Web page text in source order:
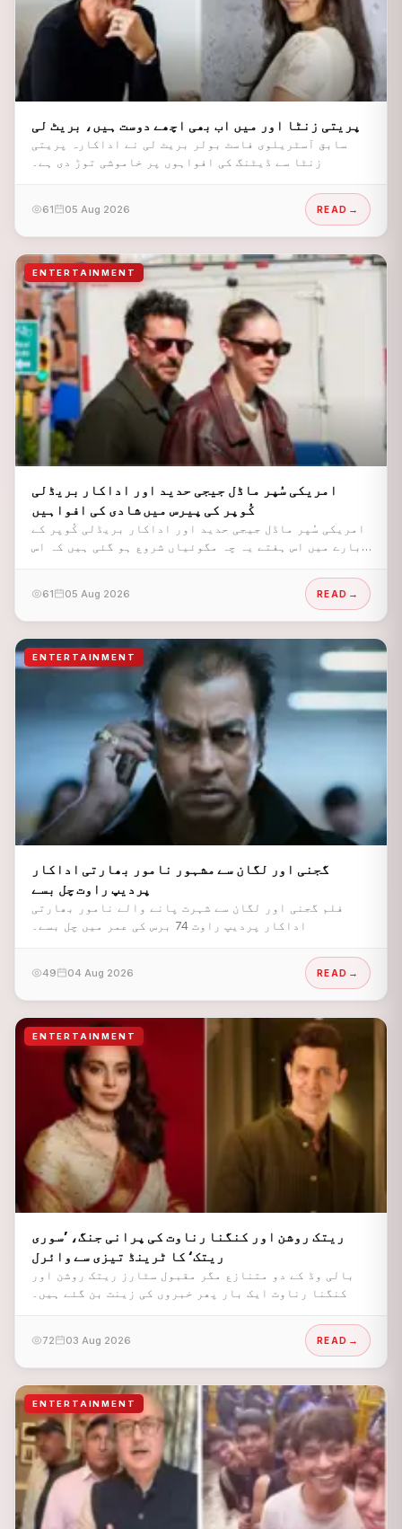
پریتی زنٹا اور میں اب بھی اچھے دوست ہیں، بریٹ لی
سابق آسٹریلوی فاسٹ بولر بریٹ لی نے اداکارہ پریتی
زنٹا سے ڈیٹنگ کی افواہوں پر خاموشی توڑ دی ہے۔
61 05 Aug 2026 READ
ENTERTAINMENT
امریکی سُپر ماڈل جیجی حدید اور اداکار بریڈلی
کُوپر کی پیرس میں شادی کی افواہیں
امریکی سُپر ماڈل جیجی حدید اور اداکار بریڈلی کُوپر کے
بارے میں اس ہفتے یہ چہ مگوئیاں شروع ہو گئی ہیں کہ اس
61 05 Aug 2026 READ
ENTERTAINMENT
گجنی اور لگان سے مشہور نامور بھارتی اداکار
پردیپ راوت چل بسے
فلم گجنی اور لگان سے شہرت پانے والے نامور بھارتی
اداکار پردیپ راوت 74 برس کی عمر میں چل بسے۔
49 04 Aug 2026 READ
ENTERTAINMENT
ریتک روشن اور کنگنا رناوت کی پرانی جنگ، ’سوری
ریتک‘ کا ٹرینڈ تیزی سے وائرل
بالی وڈ کے دو متنازع مگر مقبول سٹارز ریتک روشن اور
کنگنا رناوت ایک بار پھر خبروں کی زینت بن گئے ہیں۔
72 03 Aug 2026 READ
ENTERTAINMENT